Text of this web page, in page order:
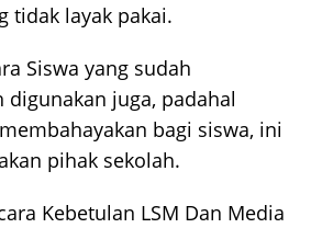
tidak layak pakai.
Siswa yang sudah
juga, padahal
bagi siswa, ini
pihak sekolah.
Kebetulan LSM Dan Media